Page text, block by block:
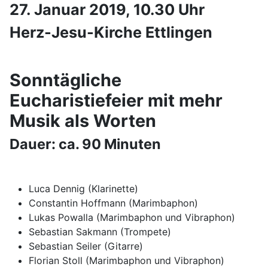
27. Januar 2019, 10.30 Uhr
Herz-Jesu-Kirche Ettlingen
Sonntägliche
Eucharistiefeier mit mehr
Musik als Worten
Dauer: ca. 90 Minuten
Luca Dennig (Klarinette)
Constantin Hoffmann (Marimbaphon)
Lukas Powalla (Marimbaphon und Vibraphon)
Sebastian Sakmann (Trompete)
Sebastian Seiler (Gitarre)
Florian Stoll (Marimbaphon und Vibraphon)